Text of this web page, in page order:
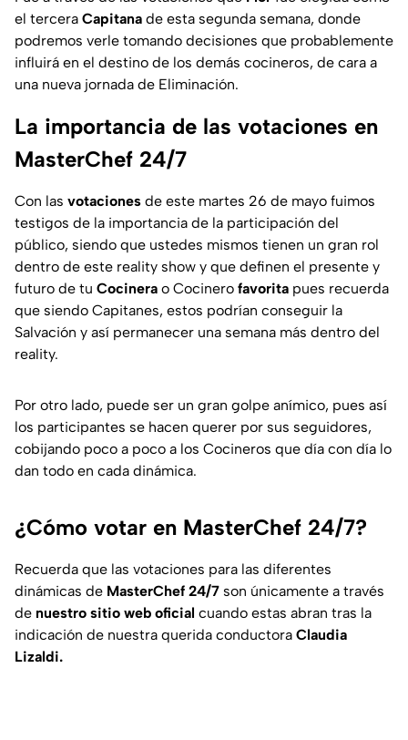
el tercera Capitana de esta segunda semana, donde
podremos verle tomando decisiones que probablemente
influirá en el destino de los demás cocineros, de cara a
una nueva jornada de Eliminación.
La importancia de las votaciones en
MasterChef 24/7
Con las votaciones de este martes 26 de mayo fuimos
testigos de la importancia de la participación del
público, siendo que ustedes mismos tienen un gran rol
dentro de este reality show y que definen el presente y
futuro de tu Cocinera o Cocinero favorita pues recuerda
que siendo Capitanes, estos podrían conseguir la
Salvación y así permanecer una semana más dentro del
reality.
Por otro lado, puede ser un gran golpe anímico, pues así
los participantes se hacen querer por sus seguidores,
cobijando poco a poco a los Cocineros que día con día lo
dan todo en cada dinámica.
¿Cómo votar en MasterChef 24/7?
Recuerda que las votaciones para las diferentes
dinámicas de MasterChef 24/7 son únicamente a través
de nuestro sitio web oficial cuando estas abran tras la
indicación de nuestra querida conductora Claudia
Lizaldi.